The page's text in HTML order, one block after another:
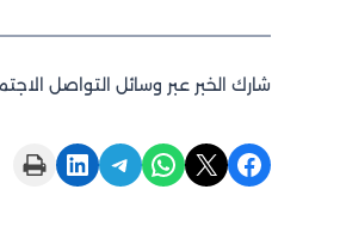
شارك الخبر عبر وسائل التواصل
Share on Facebook
Share on X
Share on WhatsApp
Share on Telegram
Share on LinkedIn
Print this Page